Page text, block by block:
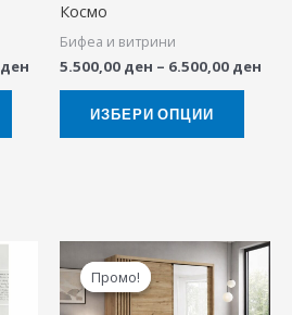
ден
chosen
Космо
Бифеа и витрини
5.500,00 ден – 6.500,00 ден
ИЗБЕРИ ОПЦИИ
Промо!
Промо!
Original
price
was:
34.900,00 ден.
is: